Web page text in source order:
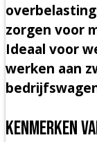
zorgen voor
Ideaal voor
werken aan
Kenmerken